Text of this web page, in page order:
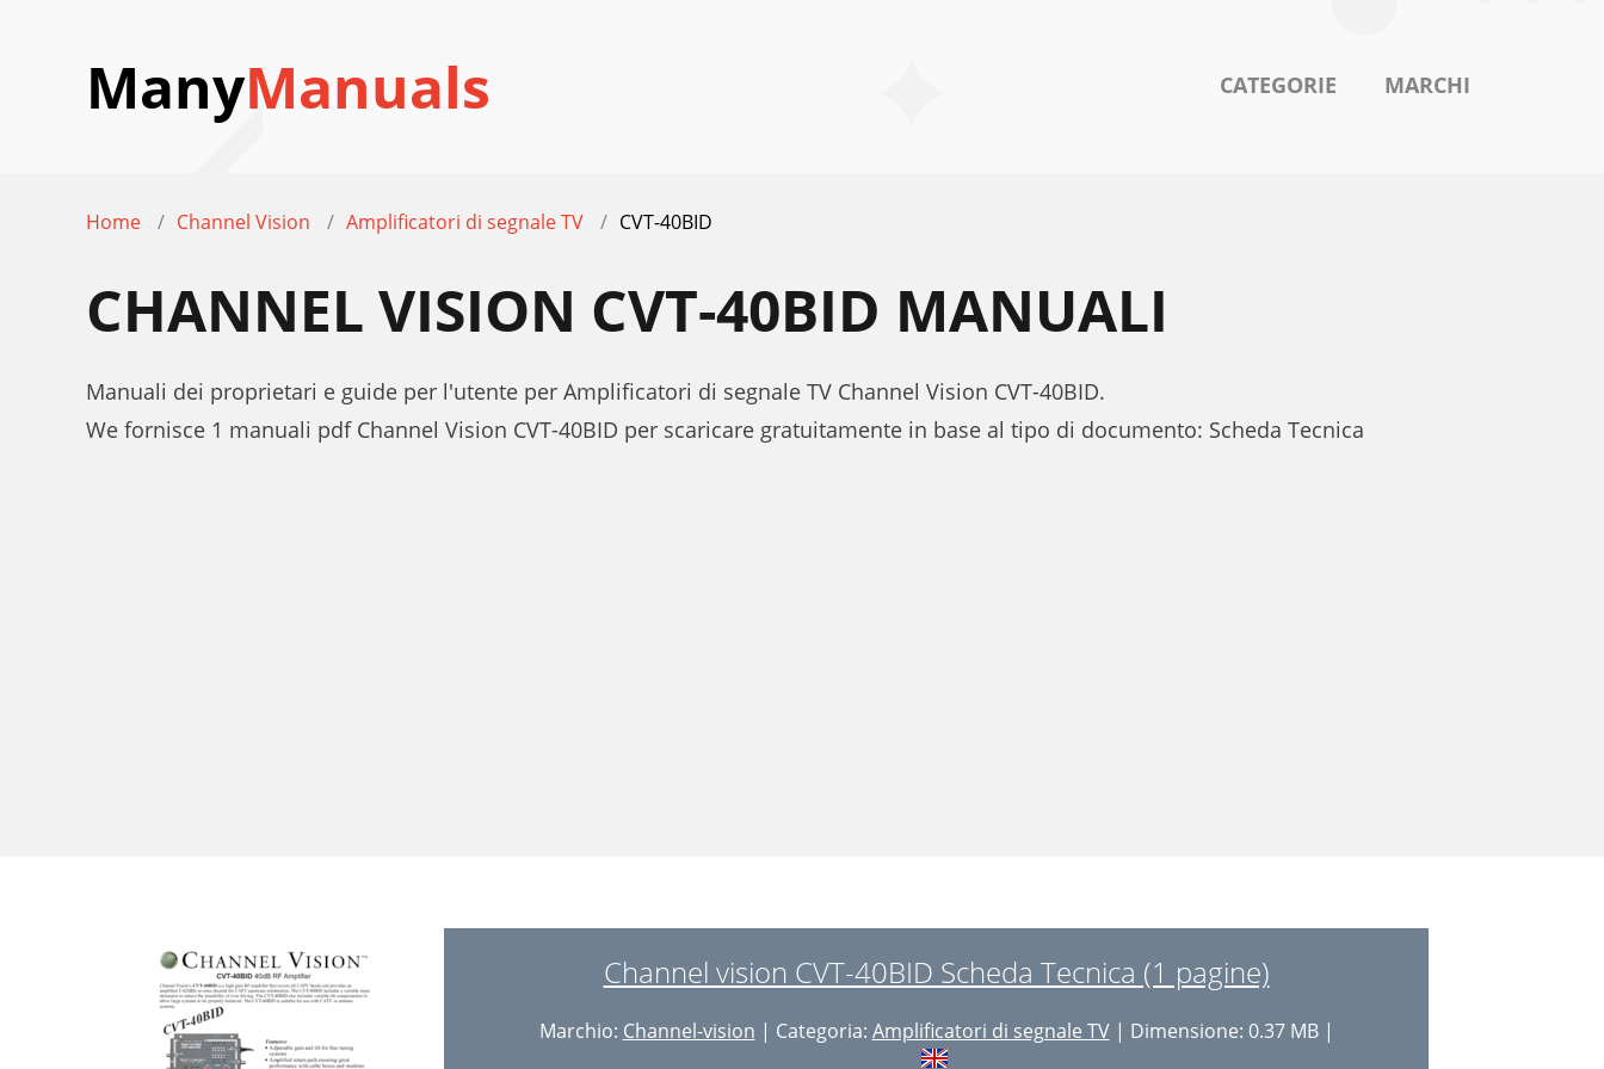
ManyManuals CATEGORIE MARCHI
Home Channel Vision Amplificatori di segnale TV CVT-40BID
CHANNEL VISION CVT-40BID MANUALI
Manuali dei proprietari e guide per l'utente per Amplificatori di segnale TV Channel Vision CVT-40BID.
We fornisce 1 manuali pdf Channel Vision CVT-40BID per scaricare gratuitamente in base al tipo di documento: Scheda Tecnica
Channel vision CVT-40BID Scheda Tecnica (1 pagine)
Marchio: Channel-vision | Categoria: Amplificatori di segnale TV| Dimensione: 0.37 MB |